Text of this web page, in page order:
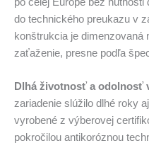
do technického preukazu v
konštrukcia je
zaťaženie, presne podľa
Dlhá životnosť a odolnosť
zariadenie slúžilo dlhé roky
vyrobené z výberovej
pokročilou antikoróznou